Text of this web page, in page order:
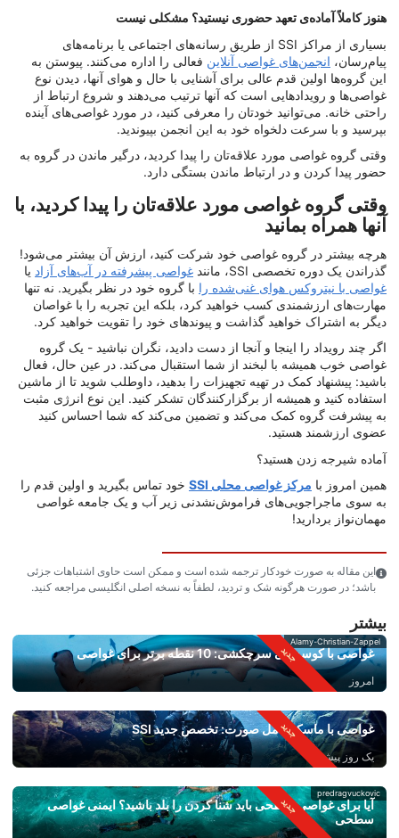
هنوز کاملاً آماده‌ی تعهد حضوری نیستید؟ مشکلی نیست
بسیاری از مراکز SSI از طریق رسانه‌های اجتماعی یا برنامه‌های
پیام‌رسان، انجمن‌های غواصی آنلاین فعالی را اداره می‌کنند. پیوستن به
این گروه‌ها اولین قدم عالی برای آشنایی با حال و هوای آنها، دیدن نوع
غواصی‌ها و رویدادهایی است که آنها ترتیب می‌دهند و شروع ارتباط از
راحتی خانه. می‌توانید خودتان را معرفی کنید، در مورد غواصی‌های آینده
بپرسید و با سرعت دلخواه خود به این انجمن بپیوندید.
وقتی گروه غواصی مورد علاقه‌تان را پیدا کردید، درگیر ماندن در گروه به
حضور پیدا کردن و در ارتباط ماندن بستگی دارد.
وقتی گروه غواصی مورد علاقه‌تان را پیدا کردید، با
آنها همراه بمانید
هرچه بیشتر در گروه غواصی خود شرکت کنید، ارزش آن بیشتر می‌شود!
گذراندن یک دوره تخصصی SSI، مانند
غواصی پیشرفته در آب‌های آزاد یا
غواصی با نیتروکس هوای غنی‌شده را با گروه خود در نظر بگیرید. نه تنها
مهارت‌های ارزشمندی کسب خواهید کرد، بلکه این تجربه را با غواصان
دیگر به اشتراک خواهید گذاشت و پیوندهای خود را تقویت خواهید کرد.
اگر چند رویداد را اینجا و آنجا از دست دادید، نگران نباشید - یک گروه
غواصی خوب همیشه با لبخند از شما استقبال می‌کند. در عین حال، فعال
باشید: پیشنهاد کمک در تهیه تجهیزات را بدهید، داوطلب شوید تا از ماشین
استفاده کنید و همیشه از برگزارکنندگان تشکر کنید. این نوع انرژی مثبت
به پیشرفت گروه کمک می‌کند و تضمین می‌کند که شما احساس کنید
عضوی ارزشمند هستید.
آماده شیرجه زدن هستید؟
همین امروز با مرکز غواصی محلی SSI
خود تماس بگیرید و اولین قدم را
به سوی ماجراجویی‌های فراموش‌نشدنی زیر آب و یک جامعه غواصی
مهمان‌نواز بردارید!
این مقاله به صورت خودکار ترجمه شده است و ممکن است حاوی اشتباهات جزئی
باشد؛ در صورت هرگونه شک و تردید، لطفاً به نسخه اصلی انگلیسی مراجعه کنید.
بیشتر
Alamy-Christian-Zappel
غواصی با کوسه‌های سرچکشی: 10 نقطه برتر برای غواصی
امروز
غواصی با ماسک کامل صورت: تخصص جدید SSI
یک روز پیش
predragvuckovic
آیا برای غواصی سطحی باید شنا کردن را بلد باشید؟ ایمنی غواصی
سطحی